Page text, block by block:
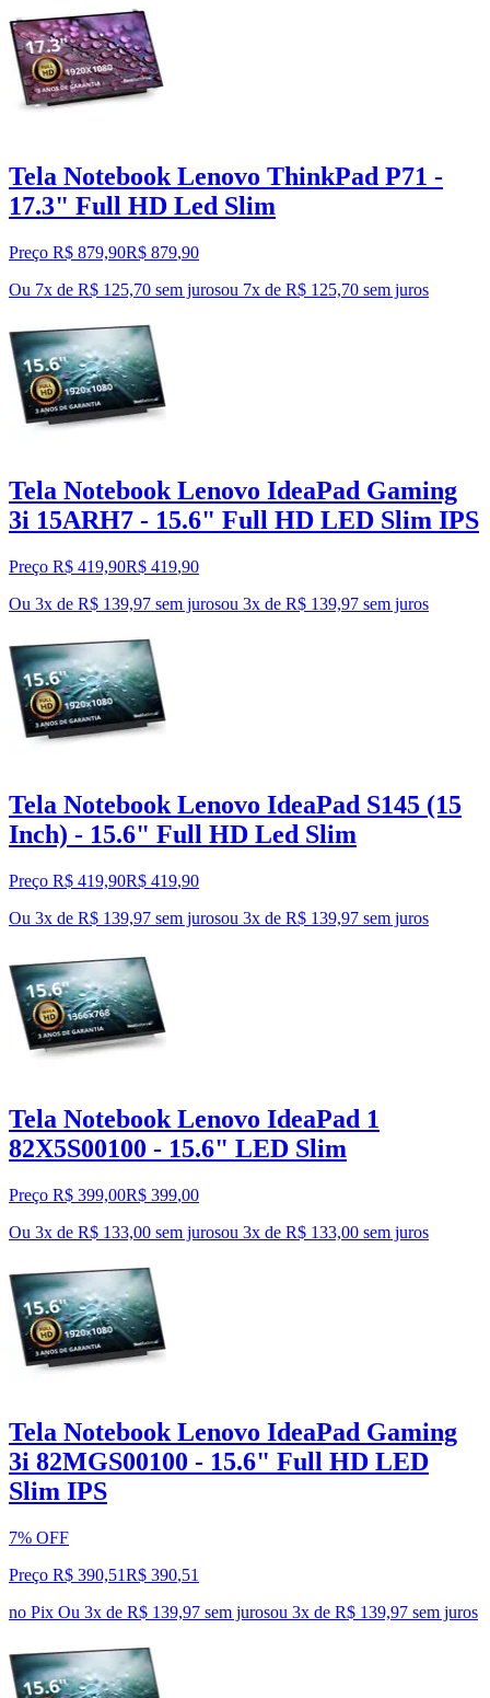
Tela Notebook Lenovo ThinkPad P71 -
17.3" Full HD Led Slim
Preço R$ 879,90R$ 879,90
Ou 7x de R$ 125,70 sem jurosou 7x de R$ 125,70 sem juros
Tela Notebook Lenovo IdeaPad Gaming
3i 15ARH7 - 15.6" Full HD LED Slim IPS
Preço R$ 419,90R$ 419,90
Ou 3x de R$ 139,97 sem jurosou 3x de R$ 139,97 sem juros
Tela Notebook Lenovo IdeaPad S145 (15
Inch) - 15.6" Full HD Led Slim
Preço R$ 419,90R$ 419,90
Ou 3x de R$ 139,97 sem jurosou 3x de R$ 139,97 sem juros
Tela Notebook Lenovo IdeaPad 1
82X5S00100 - 15.6" LED Slim
Preço R$ 399,00R$ 399,00
Ou 3x de R$ 133,00 sem jurosou 3x de R$ 133,00 sem juros
Tela Notebook Lenovo IdeaPad Gaming
3i 82MGS00100 - 15.6" Full HD LED
Slim IPS
7% OFF
Preço R$ 390,51R$ 390,51
no Pix Ou 3x de R$ 139,97 sem jurosou 3x de R$ 139,97 sem juros